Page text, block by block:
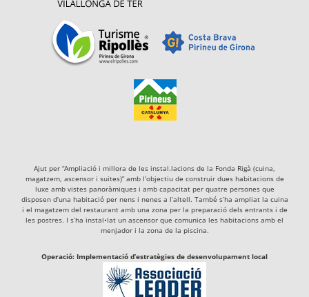
Ajut per “Ampliació i millora de les instal.lacions de la Fonda Rigà (cuina,
magatzem, ascensor i suites)” amb l’objectiu de construir dues habitacions de
luxe amb vistes panoràmiques i amb capacitat per quatre persones que
disposen d’una habitació per nens i nenes a l’altell. També s’ha ampliat la cuina
i el magatzem del restaurant amb una zona per la preparació dels entrants i de
les postres. I s’ha instal•lat un ascensor que comunica les habitacions amb el
menjador i la zona de la piscina.
Operació: Implementació d’estratègies de desenvolupament local